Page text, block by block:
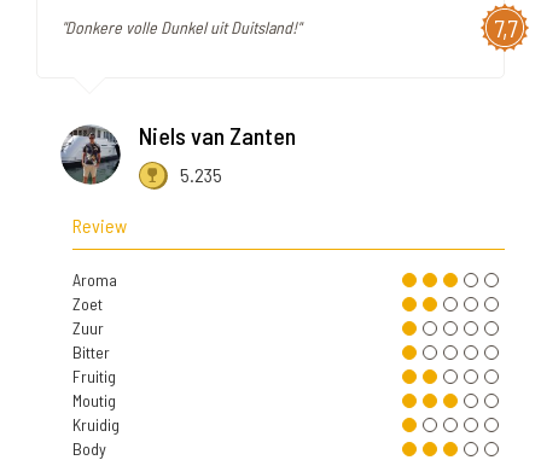
7,7
"Donkere volle Dunkel uit Duitsland!"
Niels van Zanten
5.235
Review
Aroma
Zoet
Zuur
Bitter
Fruitig
Moutig
Kruidig
Body